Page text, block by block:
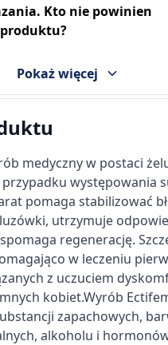
Kto nie powinien
Pokaż więcej
medyczny w postaci
występowania
pomaga stabilizować
utrzymuje
regenerację.
w leczeniu
z uczuciem
kobiet.Wyrób
zapachowych,
alkoholu i